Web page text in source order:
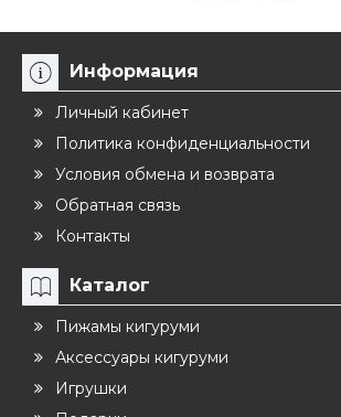
Информация
Личный кабинет
Политика конфиденциальности
Условия обмена и возврата
Обратная связь
Контакты
Каталог
Пижамы кигуруми
Аксессуары кигуруми
Игрушки